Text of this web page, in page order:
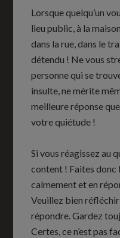
Lorsque quelqu’un
lieu public, à la
dans la rue, dans le
détendu ! Ne vous
personne qui se
insulte, ne mérite
meilleure réponse
votre quiétude !
Si vous réagissez au
content ! Faites donc
calmement et en
Veuillez bien réfléchir
répondre. Gardez
Certes, ce n’est pas